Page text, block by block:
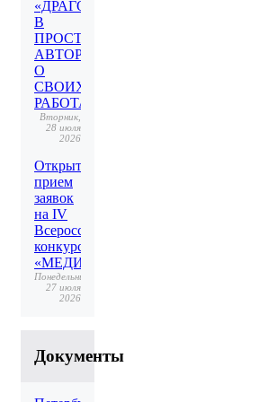
«ДРАГОЦЕННОЕ
В
ПРОСТОМ».
АВТОР
О
СВОИХ
РАБОТАХ
Вторник,
28 июля
2026
Открыт
прием
заявок
на IV
Всероссийский
конкурс
«МЕДИАКОД»
Понедельник,
27 июля
2026
Документы